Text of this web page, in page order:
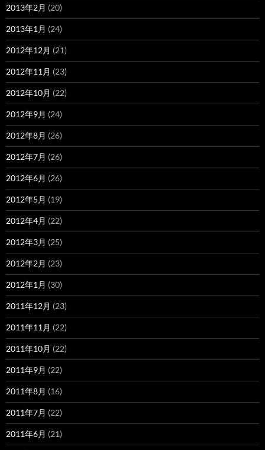
2013年2月 (20)
2013年1月 (24)
2012年12月 (21)
2012年11月 (23)
2012年10月 (22)
2012年9月 (24)
2012年8月 (26)
2012年7月 (26)
2012年6月 (26)
2012年5月 (19)
2012年4月 (22)
2012年3月 (25)
2012年2月 (23)
2012年1月 (30)
2011年12月 (23)
2011年11月 (22)
2011年10月 (22)
2011年9月 (22)
2011年8月 (16)
2011年7月 (22)
2011年6月 (21)